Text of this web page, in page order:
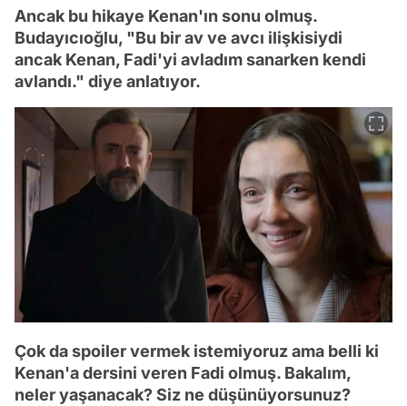
Ancak bu hikaye Kenan'ın sonu olmuş.
Budayıcıoğlu, "Bu bir av ve avcı ilişkisiydi
ancak Kenan, Fadi'yi avladım sanarken kendi
avlandı." diye anlatıyor.
Çok da spoiler vermek istemiyoruz ama belli ki
Kenan'a dersini veren Fadi olmuş. Bakalım,
neler yaşanacak? Siz ne düşünüyorsunuz?